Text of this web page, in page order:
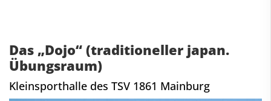
Das „Dojo“ (traditioneller japan.
Übungsraum)
Kleinsporthalle des TSV 1861 Mainburg